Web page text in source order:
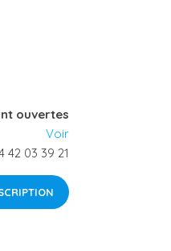
ouvertes
Voir
42 03 39 21